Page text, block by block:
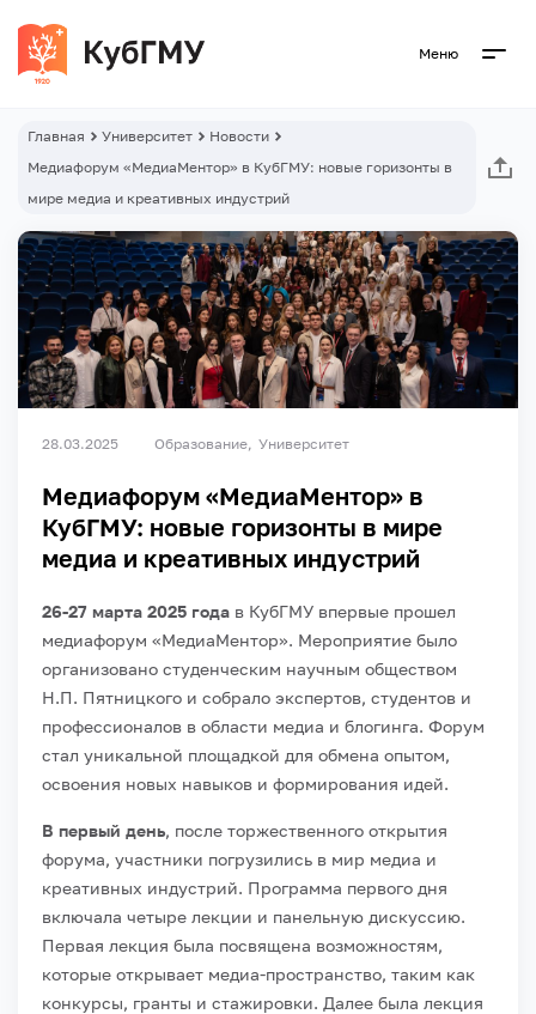
Меню
Главная Университет
Новости
Медиафорум «МедиаМентор» в КубГМУ: новые горизонты в
мире медиа и креативных индустрий
28.03.2025 Образование Университет
Медиафорум «МедиаМентор» в
КубГМУ: новые горизонты в мире
медиа и креативных индустрий
26-27 марта 2025 года в КубГМУ впервые прошел
медиафорум «МедиаМентор». Мероприятие было
организовано студенческим научным обществом
Н.П. Пятницкого и собрало экспертов, студентов и
профессионалов в области медиа и блогинга. Форум
стал уникальной площадкой для обмена опытом,
освоения новых навыков и формирования идей.
В первый день, после торжественного открытия
форума, участники погрузились в мир медиа и
креативных индустрий. Программа первого дня
включала четыре лекции и панельную дискуссию.
Первая лекция была посвящена возможностям,
которые открывает медиа-пространство, таким как
конкурсы, гранты и стажировки. Далее была лекция